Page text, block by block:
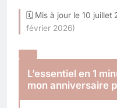
🗓 Mis à jour le 10 juillet
février 2026)
L’essentiel en 1
mon anniversaire